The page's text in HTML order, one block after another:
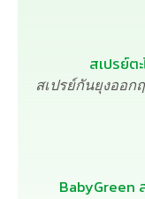
สเปรย์ต
สเปรย์กันยุงออก
BabyGreen